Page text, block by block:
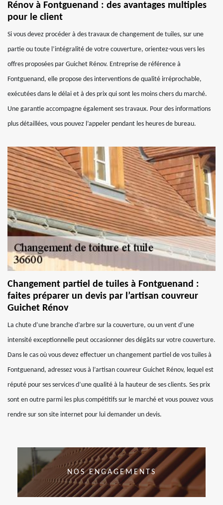
Rénov à Fontguenand : des avantages multiples
pour le client
Si vous devez procéder à des travaux de changement de tuiles, sur une
partie ou toute l’intégralité de votre couverture, orientez-vous vers les
offres proposées par Guichet Rénov. Entreprise de référence à
Fontguenand, elle propose des interventions de qualité irréprochable,
exécutées dans le délai et à des prix qui sont les moins chers du marché.
Une garantie accompagne également ses travaux. Pour des informations
plus détaillées, vous pouvez l’appeler pendant les heures de bureau.
Changement partiel de tuiles à Fontguenand :
faites préparer un devis par l’artisan couvreur
Guichet Rénov
La chute d’une branche d’arbre sur la couverture, ou un vent d’une
intensité exceptionnelle peut occasionner des dégâts sur votre couverture.
Dans le cas où vous devez effectuer un changement partiel de vos tuiles à
Fontguenand, adressez vous à l’artisan couvreur Guichet Rénov, lequel est
réputé pour ses services d’une qualité à la hauteur de ses clients. Ses prix
sont en outre parmi les plus compétitifs sur le marché et vous pouvez vous
rendre sur son site internet pour lui demander un devis.
NOS ENGAGEMENTS